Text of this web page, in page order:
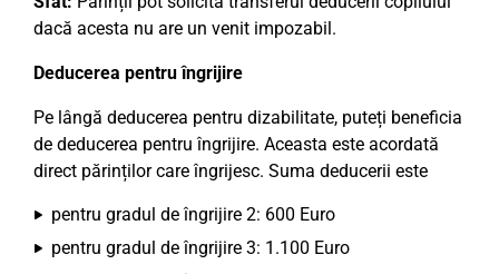
dacă acesta nu are un venit impozabil.
Deducerea pentru îngrijire
Pe lângă deducerea pentru dizabilitate, puteți beneficia
de deducerea pentru îngrijire. Aceasta este acordată
direct părinților care îngrijesc. Suma deducerii este
pentru gradul de îngrijire 2: 600 Euro
pentru gradul de îngrijire 3: 1.100 Euro